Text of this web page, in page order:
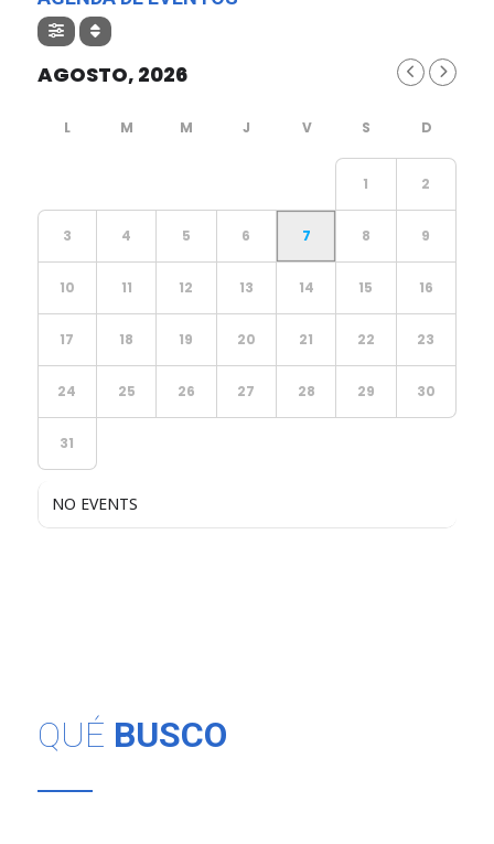
AGOSTO, 2026
1 2
3 4 5 6 7 8 9
10 11 12 13 14 15 16
17 18 19 20 21 22 23
24 25 26 27 28 29 30
31
NO EVENTS
QUÉ BUSCO